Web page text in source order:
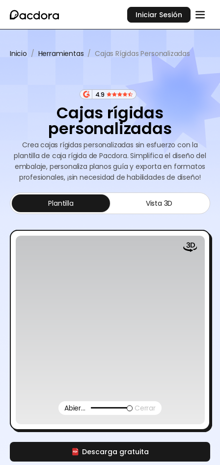
Iniciar Sesión
Inicio / Herramientas / Cajas Rígidas Personalizadas
4.9
Cajas rígidas
personalizadas
Crea cajas rígidas personalizadas sin esfuerzo con la
plantilla de caja rígida de Pacdora. Simplifica el diseño del
embalaje, personaliza planos guía y exporta en formatos
profesionales, ¡sin necesidad de habilidades de diseño!
Descarga gratuita
Plantilla Vista 3D
Abierto Cerrar